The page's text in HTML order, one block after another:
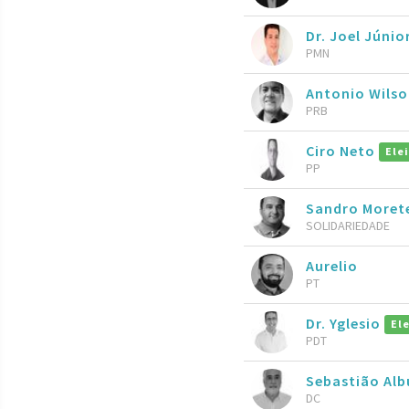
Dr. Joel
PMN
Antonio
PRB
Ciro Neto
PP
Sandro
SOLIDARIEDADE
Aurelio
PT
Dr. Yglesio
PDT
Sebastião
DC